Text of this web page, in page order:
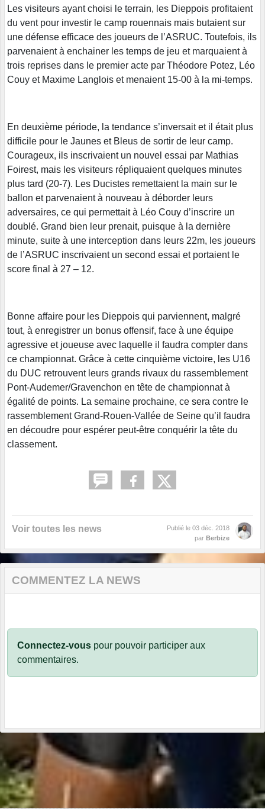
Les visiteurs ayant choisi le terrain, les Dieppois profitaient
du vent pour investir le camp rouennais mais butaient sur
une défense efficace des joueurs de l’ASRUC. Toutefois, ils
parvenaient à enchainer les temps de jeu et marquaient à
trois reprises dans le premier acte par Théodore Potez, Léo
Couy et Maxime Langlois et menaient 15-00 à la mi-temps.
En deuxième période, la tendance s’inversait et il était plus
difficile pour le Jaunes et Bleus de sortir de leur camp.
Courageux, ils inscrivaient un nouvel essai par Mathias
Foirest, mais les visiteurs répliquaient quelques minutes
plus tard (20-7). Les Ducistes remettaient la main sur le
ballon et parvenaient à nouveau à déborder leurs
adversaires, ce qui permettait à Léo Couy d’inscrire un
doublé. Grand bien leur prenait, puisque à la dernière
minute, suite à une interception dans leurs 22m, les joueurs
de l’ASRUC inscrivaient un second essai et portaient le
score final à 27 – 12.
Bonne affaire pour les Dieppois qui parviennent, malgré
tout, à enregistrer un bonus offensif, face à une équipe
agressive et joueuse avec laquelle il faudra compter dans
ce championnat. Grâce à cette cinquième victoire, les U16
du DUC retrouvent leurs grands rivaux du rassemblement
Pont-Audemer/Gravenchon en tête de championnat à
égalité de points. La semaine prochaine, ce sera contre le
rassemblement Grand-Rouen-Vallée de Seine qu’il faudra
en découdre pour espérer peut-être conquérir la tête du
classement.
Voir toutes les news Publié le 03 déc. 2018
par Berbize
COMMENTEZ LA NEWS
Connectez-vous pour pouvoir participer aux
commentaires.